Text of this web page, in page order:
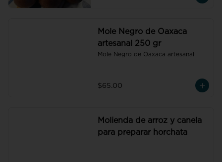
Mole Negro de Oaxaca
artesanal 250 gr
Mole Negro de Oaxaca artesanal
$65.00
Molienda de arroz y canela
para preparar horchata